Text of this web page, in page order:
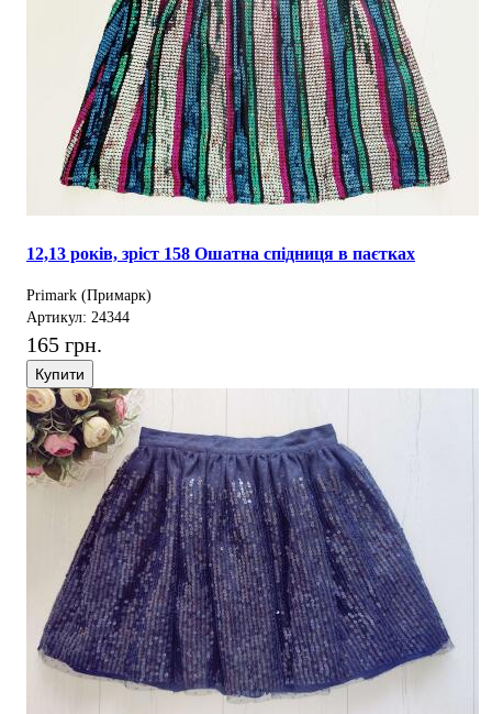
12,13 років, зріст 158 Ошатна спідниця в паєтках
Primark (Примарк)
Артикул: 24344
165 грн.
Купити